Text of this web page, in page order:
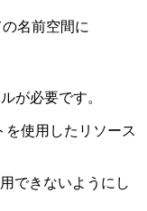
名前空間に
が必要です。
を使用したリソース
できないようにし